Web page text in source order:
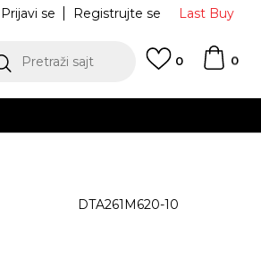
Last Buy
Prijavi se Registrujte se
Pretraži sajt 0
0
DTA261M620-10